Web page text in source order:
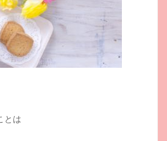
とは